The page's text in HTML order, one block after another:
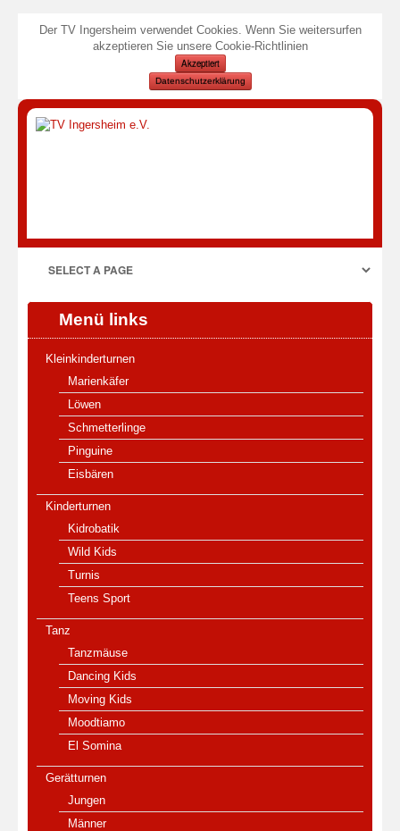
Der TV Ingersheim verwendet Cookies. Wenn Sie weitersurfen
akzeptieren Sie unsere Cookie-Richtlinien
Akzeptiert
Datenschutzerklärung
Menü links
Kleinkinderturnen
Marienkäfer
Löwen
Schmetterlinge
Pinguine
Eisbären
Kinderturnen
Kidrobatik
Wild Kids
Turnis
Teens Sport
Tanz
Tanzmäuse
Dancing Kids
Moving Kids
Moodtiamo
El Somina
Gerätturnen
Jungen
Männer